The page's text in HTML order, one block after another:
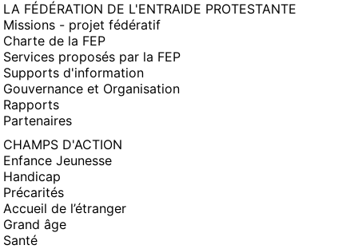
LA FÉDÉRATION DE L'ENTRAIDE PROTESTANTE
Missions - projet fédératif
Charte de la FEP
Services proposés par la FEP
Supports d'information
Gouvernance et Organisation
Rapports
Partenaires
CHAMPS D'ACTION
Enfance Jeunesse
Handicap
Précarités
Accueil de l’étranger
Grand âge
Santé